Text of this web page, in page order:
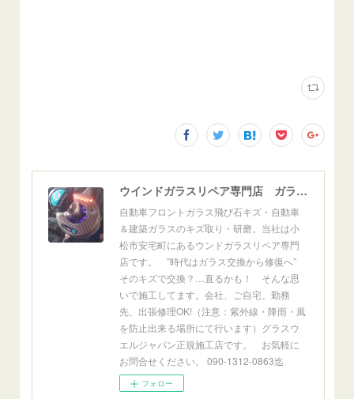
ウインドガラスリペア専門店 ガラスリペア・ヨシダ グラスウェルドジャパン 正規施工店 小松市
自動車フロントガラス飛び石キズ・自動車
＆建築ガラスのキズ取り・研磨。当社は小
松市安宅町にあるウンドガラスリペア専門
店です。 ”時代はガラス交換から修復へ”
そのキズで交換？…直るかも！ そんな思
いで施工してます。会社、ご自宅、勤務
先、出張修理OK!（注意：紫外線・降雨・風
を防止出来る場所にて行います）グラスウ
エルジャパン正規施工店です。 お気軽に
お問合せください。 090-1312-0863迄
フォロー